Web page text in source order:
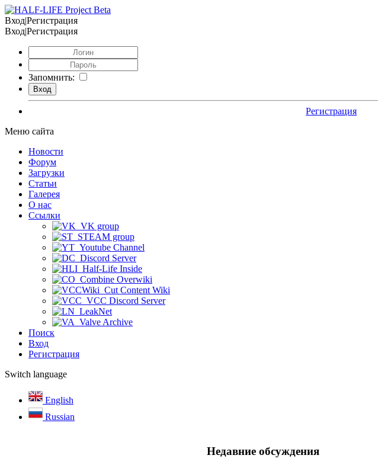
Вход|Регистрация
Вход|Регистрация
Запомнить:
Регистрация
Меню сайта
Новости
Форум
Загрузки
Статьи
Галерея
О нас
Ссылки
VK group
STEAM group
Youtube Channel
Discord Server
Half-Life Inside
Combine Overwiki
Cut Content Wiki
VCC Discord Server
LeakNet
Valve Archive
Поиск
Вход
Регистрация
Switch language
English
Russian
Недавние обсуждения